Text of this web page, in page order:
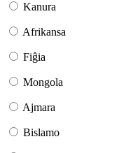
Kanura
Afrikansa
Fiĝia
Mongola
Ajmara
Bislamo